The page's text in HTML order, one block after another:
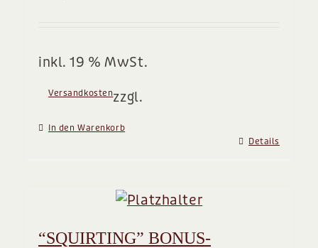
inkl. 19 % MwSt.
zzgl.
Versandkosten
In den Warenkorb
Details
“SQUIRTING” BONUS-